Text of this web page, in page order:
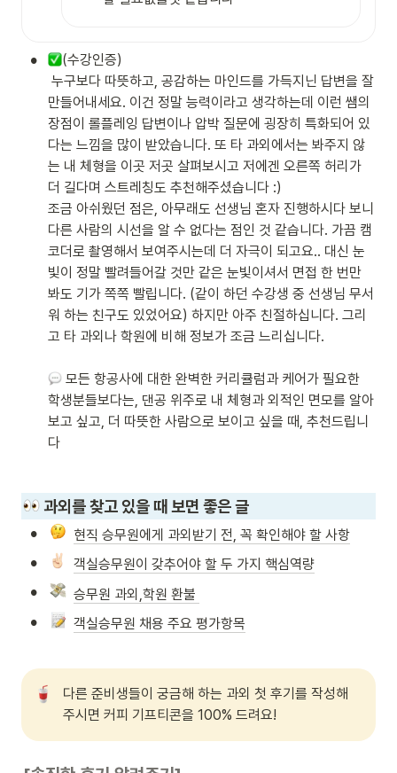
•
(수강인증)
만들어내세요. 이건 정말 능력이라고 생각하는데 이런 쌤의
장점이 롤플레잉 답변이나 압박 질문에 굉장히 특화되어 있
다는 느낌을 많이 받았습니다. 또 타 과외에서는 봐주지 않
는 내 체형을 이곳 저곳 살펴보시고 저에겐 오른쪽 허리가
더 길다며 스트레칭도 추천해주셨습니다 :)
조금 아쉬웠던 점은, 아무래도 선생님 혼자 진행하시다 보니
다른 사람의 시선을 알 수 없다는 점인 것 같습니다. 가끔 캠
코더로 촬영해서 보여주시는데 더 자극이 되고요.. 대신 눈
빛이 정말 빨려들어갈 것만 같은 눈빛이셔서 면접 한 번만
봐도 기가 쪽쪽 빨립니다. (같이 하던 수강생 중 선생님 무서
워 하는 친구도 있었어요) 하지만 아주 친절하십니다. 그리
고 타 과외나 학원에 비해 정보가 조금 느리십니다.
모든 항공사에 대한 완벽한 커리큘럼과 케어가 필요한
학생분들보다는, 댄공 위주로 내 체형과 외적인 면모를 알아
보고 싶고, 더 따뜻한 사람으로 보이고 싶을 때, 추천드립니
다
과외를 찾고 있을 때 보면 좋은 글
• 현직 승무원에게 과외받기 전, 꼭 확인해야 할 사항
• 객실승무원이 갖추어야 할 두 가지 핵심역량
• 승무원 과외,학원 환불
• 객실승무원 채용 주요 평가항목
다른 준비생들이 궁금해 하는 과외 첫 후기를 작성해
주시면 커피 기프티콘을 100% 드려요!